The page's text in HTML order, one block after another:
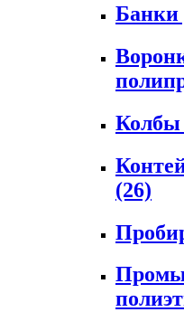
Банки
Колбы
(26)